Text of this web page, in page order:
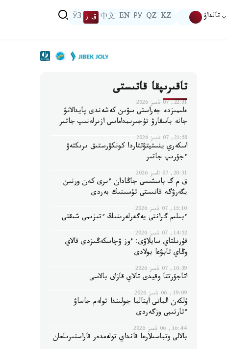
تالداۋ KZ
QZ
РУ
EN
中文 ق ز ЎЗ
تاقىرىپقا قاتىستى
22:31, 07 تامىز 2026
ەلىمىزدە جەراستى سۋىن كەشەندى پايدالانۋ
جانە باسقارۋ تۇجىرىمداماسى ازىرلەنىپ جاتىر
21:58, 07 تامىز 2026
اسكەري ينستيتۋتتاردا كونكۋرستىق ىرىكتەۋ
ءجۇرىپ جاتىر
20:31, 07 تامىز 2026
ق م گ باسشىسى جاڭادان ءىرى كەن ورنىن
يگەرۋگە قاتىستى تۇسىنىك بەردى
15:10, 07 تامىز 2026
ءبىلىم گرانتى يەگەرلەرىنىڭ ءتىزىمى شىقتى
14:52, 07 تامىز 2026
قۇرىلتاي سايلاۋى: ءوز ۋچاسكەڭىزدى قالاي
وڭاي تابۋعا بولادى
10:39, 07 تامىز 2026
اتاجۇرتتا وقيدى تالاي قازاق بالاسى
19:09, 06 تامىز 2026
ۇلكەن الماتى اينالما جولىندا تولەم جاساۋ
ءتارتىبى وزگەردى
16:44, 06 تامىز 2026
بالالى وتباسىلارعا قانداي تولەمدەر قاراستىرىلعان